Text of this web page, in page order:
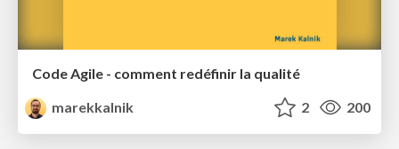
Code Agile - comment redéfinir la qualité
marekkalnik
2 200